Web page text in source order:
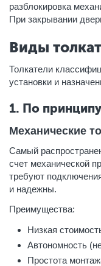
разблокировка
При закрывании
Виды
Толкатели
установки и
1. По
Механические
Самый
счет механической
требуют
и надежны.
Преимущества:
Низкая
Автономность
Простота